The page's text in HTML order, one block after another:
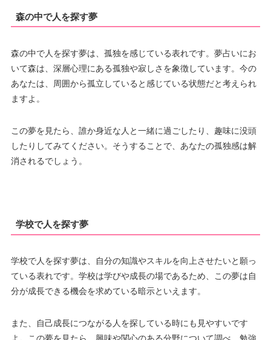
森の中で人を探す夢
森の中で人を探す夢は、孤独を感じている表れです。夢占いにお
いて森は、深層心理にある孤独や寂しさを象徴しています。今の
あなたは、周囲から孤立していると感じている状態だと考えられ
ますよ。
この夢を見たら、誰か身近な人と一緒に過ごしたり、趣味に没頭
したりしてみてください。そうすることで、あなたの孤独感は解
消されるでしょう。
学校で人を探す夢
学校で人を探す夢は、自分の知識やスキルを向上させたいと願っ
ている表れです。学校は学びや成長の場であるため、この夢は自
分が成長できる機会を求めている暗示といえます。
また、自己成長につながる人を探している時にも見やすいです